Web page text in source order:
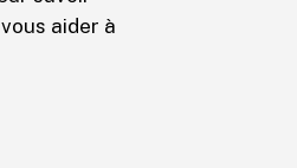
aider à